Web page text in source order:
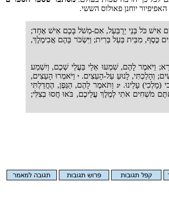
יוחנן פאולוס הששי.
אִישׁ כֹּל בְּנֵי יְרֻבַּעַל, אִם-מְשֹׁל בָּכֶם אִישׁ אֶחָד;
כֶּסֶף, מִבֵּית בַּעַל בְּרִית; וַיִּשְׂכֹּר בָּהֶם אֲבִימֶלֶךְ,
וַיֹּאמֶר לָהֶם, שִׁמְעוּ אֵלַי בַּעֲלֵי שְׁכֶם, וְיִשְׁמַע
וְהָלַכְתִּי, לָנוּעַ עַל-הָעֵצִים. יוַיֹּאמְרוּ הָעֵצִים,
(מָלְכִי) עָלֵינוּ.יג וַתֹּאמֶר לָהֶם, הַגֶּפֶן, הֶחֳדַלְתִּי
מֹשְׁחִים אֹתִי לְמֶלֶךְ עֲלֵיכֶם, בֹּאוּ חֲסוּ בְצִלִּי;